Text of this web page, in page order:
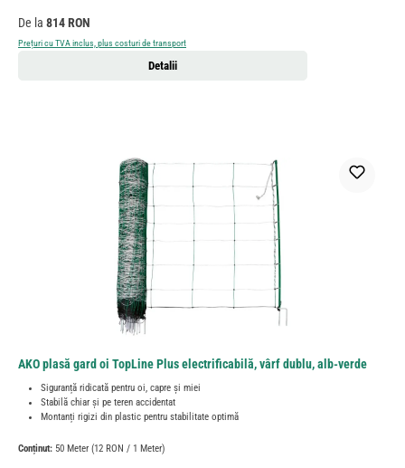
Preț obișnuit:
De la 814 RON
Prețuri cu TVA inclus, plus costuri de transport
Detalii
AKO plasă gard oi TopLine Plus electrificabilă, vârf dublu, alb-verde
Siguranță ridicată pentru oi, capre și miei
Stabilă chiar și pe teren accidentat
Montanți rigizi din plastic pentru stabilitate optimă
Conținut: 50 Meter (12 RON / 1 Meter)